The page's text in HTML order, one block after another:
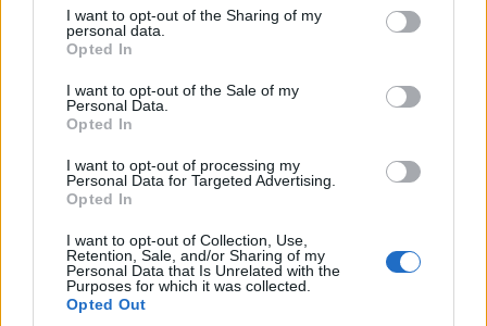
not limited to your visit or usage behaviour. You may click to
grant or deny consent to Google and its third-party tags to
use your data for below specified purposes in below Google
consent section.
I want to opt-out of the Sharing of my
personal data.
Opted In
I want to opt-out of the Sale of my
Personal Data.
Opted In
I want to opt-out of processing my
Personal Data for Targeted Advertising.
Opted In
I want to opt-out of Collection, Use,
Retention, Sale, and/or Sharing of my
Personal Data that Is Unrelated with the
Purposes for which it was collected.
Opted Out